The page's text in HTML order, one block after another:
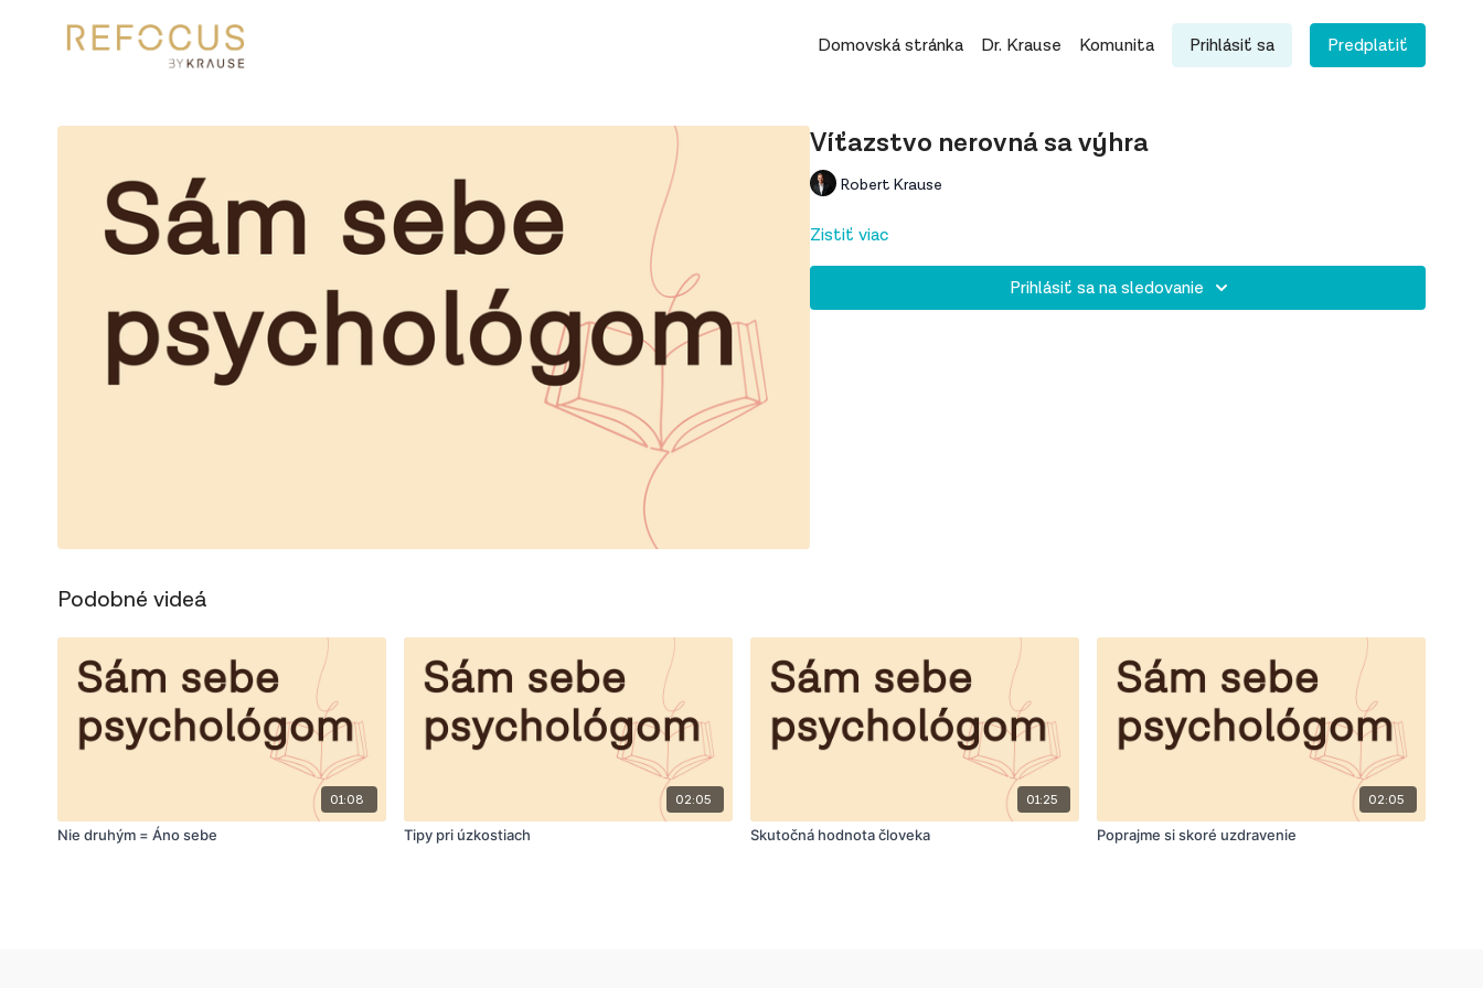
Domovská stránka Dr. Krause Komunita Prihlásiť sa Predplatiť
Víťazstvo nerovná sa výhra
Robert Krause
Zistiť viac
Prihlásiť sa na sledovanie
Podobné videá
01:08
Nie druhým = Áno sebe
02:05
Tipy pri úzkostiach
01:25
Skutočná hodnota človeka
02:05
Poprajme si skoré uzdravenie